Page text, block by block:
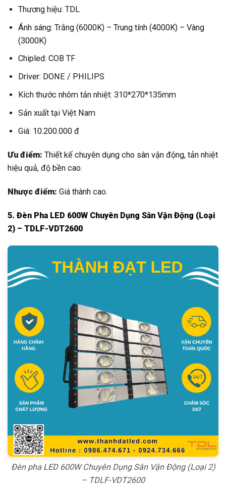
Thương hiệu: TDL
Ánh sáng: Trắng (6000K) – Trung tính (4000K) – Vàng
(3000K)
Chipled: COB TF
Driver: DONE / PHILIPS
Kích thước nhôm tản nhiệt: 310*270*135mm
Sản xuất tại Việt Nam
Giá: 10.200.000 đ
Ưu điểm: Thiết kế chuyên dụng cho sân vận động, tản nhiệt
hiệu quả, độ bền cao.
Nhược điểm: Giá thành cao.
5. Đèn Pha LED 600W Chuyên Dụng Sân Vận Động (Loại
2) – TDLF-VDT2600
Đèn pha LED 600W Chuyên Dụng Sân Vận Động (Loại 2)
– TDLF-VDT2600